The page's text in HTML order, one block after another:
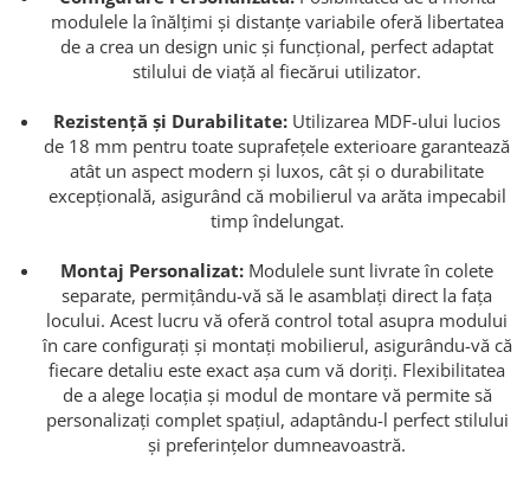
modulele la înălțimi și distanțe variabile oferă libertatea
de a crea un design unic și funcțional, perfect adaptat
stilului de viață al fiecărui utilizator.
Rezistență și Durabilitate: Utilizarea MDF-ului lucios
de 18 mm pentru toate suprafețele exterioare garantează
atât un aspect modern și luxos, cât și o durabilitate
excepțională, asigurând că mobilierul va arăta impecabil
timp îndelungat.
Montaj Personalizat: Modulele sunt livrate în colete
separate, permițându-vă să le asamblați direct la fața
locului. Acest lucru vă oferă control total asupra modului
în care configurați și montați mobilierul, asigurându-vă că
fiecare detaliu este exact așa cum vă doriți. Flexibilitatea
de a alege locația și modul de montare vă permite să
personalizați complet spațiul, adaptându-l perfect stilului
și preferințelor dumneavoastră.